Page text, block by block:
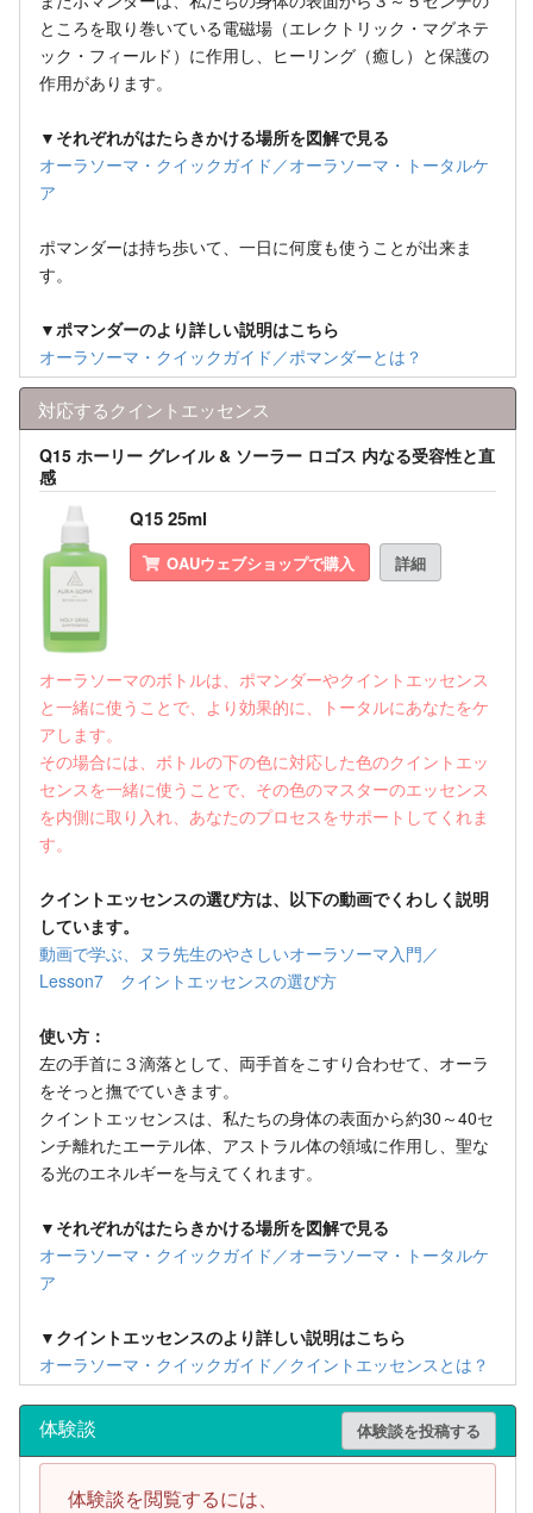
ところを取り巻いている電磁場（エレクトリック・マグネテ
ック・フィールド）に作用し、ヒーリング（癒し）と保護の
作用があります。
▼それぞれがはたらきかける場所を図解で見る
オーラソーマ・クイックガイド／オーラソーマ・トータルケ
ア
ポマンダーは持ち歩いて、一日に何度も使うことが出来ま
す。
▼ポマンダーのより詳しい説明はこちら
オーラソーマ・クイックガイド／ポマンダーとは？
対応するクイントエッセンス
Q15 ホーリー グレイル & ソーラー ロゴス 内なる受容性と直
感
Q15 25ml
OAUウェブショップで購入 詳細
オーラソーマのボトルは、ポマンダーやクイントエッセンス
と一緒に使うことで、より効果的に、トータルにあなたをケ
アします。
その場合には、ボトルの下の色に対応した色のクイントエッ
センスを一緒に使うことで、その色のマスターのエッセンス
を内側に取り入れ、あなたのプロセスをサポートしてくれま
す。
クイントエッセンスの選び方は、以下の動画でくわしく説明
しています。
動画で学ぶ、ヌラ先生のやさしいオーラソーマ入門／
Lesson7 クイントエッセンスの選び方
使い方：
左の手首に３滴落として、両手首をこすり合わせて、オーラ
をそっと撫でていきます。
クイントエッセンスは、私たちの身体の表面から約30～40セ
ンチ離れたエーテル体、アストラル体の領域に作用し、聖な
る光のエネルギーを与えてくれます。
▼それぞれがはたらきかける場所を図解で見る
オーラソーマ・クイックガイド／オーラソーマ・トータルケ
ア
▼クイントエッセンスのより詳しい説明はこちら
オーラソーマ・クイックガイド／クイントエッセンスとは？
体験談 体験談を投稿する
体験談を閲覧するには、